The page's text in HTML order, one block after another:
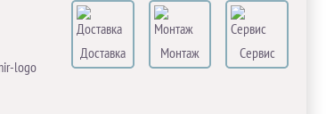
Доставка Монтаж
Сервис